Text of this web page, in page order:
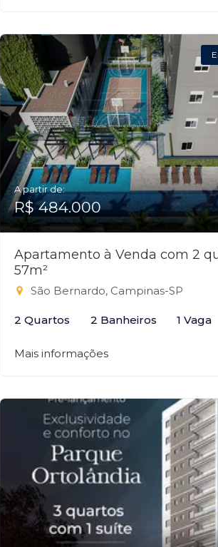
A partir de:
R$ 484.000
Apartamento à Venda com 2
57m²
São Bernardo, Campinas-SP
2 Quartos 2 Banheiros 1 Vaga
Mais informações